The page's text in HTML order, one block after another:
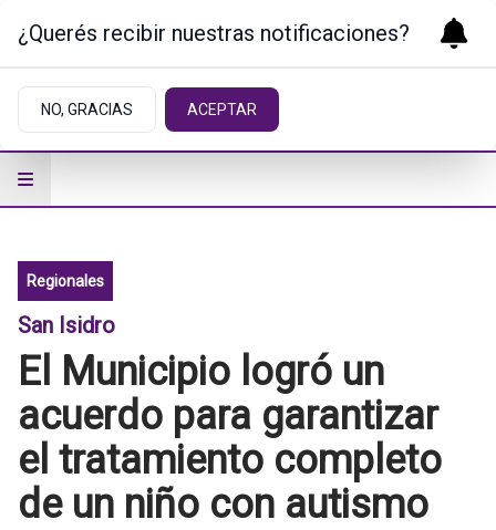
Regionales
San Isidro
El Municipio logró un
acuerdo para garantizar
el tratamiento completo
de un niño con autismo
¿Querés recibir nuestras notificaciones?
NO, GRACIAS ACEPTAR